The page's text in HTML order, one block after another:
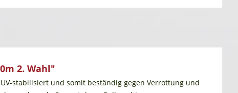
2. Wahl"
stabilisiert und somit beständig gegen Verrottung und